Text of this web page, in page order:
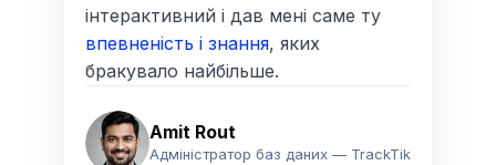
інтерактивний і дав мені саме ту
впевненість і знання, яких
бракувало найбільше.
Amit Rout
Адміністратор баз даних — TrackTik